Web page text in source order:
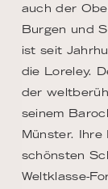
auch der
Burgen und
ist seit
die Loreley.
der
seinem
Münster. Ihre
schönsten
Weltklasse-